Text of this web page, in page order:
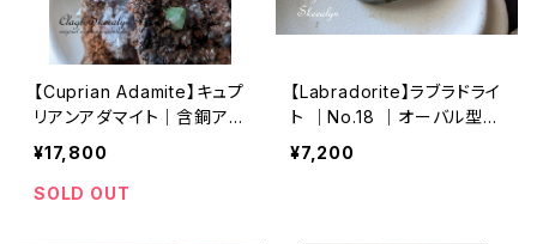
【Cuprian Adamite】キュプ
リアンアダマイト｜含銅アダ
ム鉱｜メキシコ産｜Mapim
í,Durango,Mexico｜鉱物
標本
¥17,800
SOLD OUT
【Labradorite】ラブラドライ
ト ｜No.18 ｜オーバル型・
ルース ｜マクラメ編み ｜ワ
イヤーワーク素材
¥7,200